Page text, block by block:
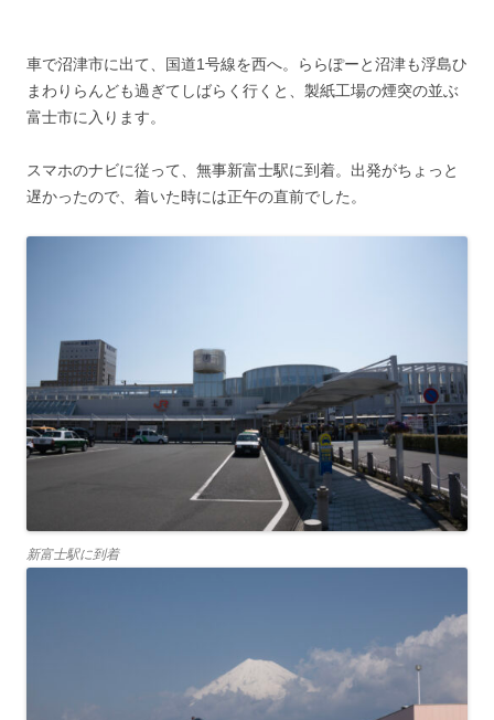
車で沼津市に出て、国道1号線を西へ。ららぽーと沼津も浮島ひ
まわりらんども過ぎてしばらく行くと、製紙工場の煙突の並ぶ
富士市に入ります。
スマホのナビに従って、無事新富士駅に到着。出発がちょっと
遅かったので、着いた時には正午の直前でした。
新富士駅に到着